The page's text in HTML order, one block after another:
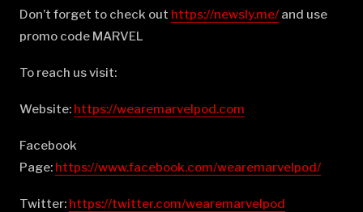
Don’t forget to check out ⁠⁠⁠⁠⁠⁠⁠⁠⁠⁠⁠⁠⁠⁠⁠⁠⁠⁠⁠⁠⁠⁠⁠⁠⁠⁠⁠⁠⁠⁠⁠⁠⁠⁠⁠⁠⁠⁠⁠⁠⁠⁠⁠⁠⁠⁠⁠⁠⁠⁠⁠⁠⁠⁠⁠⁠⁠⁠⁠⁠⁠⁠⁠⁠⁠⁠⁠⁠⁠⁠⁠⁠⁠⁠⁠⁠⁠⁠⁠https://newsly.me/⁠⁠⁠⁠⁠⁠⁠⁠⁠⁠⁠⁠⁠⁠⁠⁠⁠⁠⁠⁠⁠⁠⁠⁠⁠⁠⁠⁠⁠⁠⁠⁠⁠⁠⁠⁠⁠⁠⁠⁠⁠⁠⁠⁠⁠⁠⁠⁠⁠⁠⁠⁠⁠⁠⁠⁠⁠⁠⁠⁠⁠⁠⁠⁠⁠⁠⁠⁠⁠⁠⁠⁠⁠⁠⁠⁠⁠⁠⁠ and use
promo code MARVEL
To reach us visit:
Website: ⁠⁠⁠⁠⁠⁠⁠⁠⁠⁠⁠⁠⁠⁠⁠⁠⁠⁠⁠⁠⁠⁠⁠⁠⁠⁠⁠⁠⁠⁠⁠⁠⁠⁠⁠⁠⁠⁠⁠⁠⁠⁠⁠⁠⁠⁠⁠⁠⁠⁠⁠⁠⁠⁠⁠⁠⁠⁠⁠⁠⁠⁠⁠⁠⁠⁠⁠⁠⁠⁠⁠⁠⁠⁠⁠⁠⁠⁠⁠https://wearemarvelpod.com⁠⁠⁠⁠⁠⁠⁠⁠⁠⁠⁠⁠⁠⁠⁠⁠⁠⁠⁠⁠⁠⁠⁠⁠⁠⁠⁠⁠⁠⁠⁠⁠⁠⁠⁠⁠⁠⁠⁠⁠⁠⁠⁠⁠⁠⁠⁠⁠⁠⁠⁠⁠⁠⁠⁠⁠⁠⁠⁠⁠⁠⁠⁠⁠⁠⁠⁠⁠⁠⁠⁠⁠⁠⁠⁠⁠⁠⁠⁠
Facebook
Page: ⁠⁠⁠⁠⁠⁠⁠⁠⁠⁠⁠⁠⁠⁠⁠⁠⁠⁠⁠⁠⁠⁠⁠⁠⁠⁠⁠⁠⁠⁠⁠⁠⁠⁠⁠⁠⁠⁠⁠⁠⁠⁠⁠⁠⁠⁠⁠⁠⁠⁠⁠⁠⁠⁠⁠⁠⁠⁠⁠⁠⁠⁠⁠⁠⁠⁠⁠⁠⁠⁠⁠⁠⁠⁠⁠⁠⁠⁠⁠https://www.facebook.com/wearemarvelpod/⁠⁠⁠⁠⁠⁠⁠⁠⁠⁠⁠⁠⁠⁠⁠⁠⁠⁠⁠⁠⁠⁠⁠⁠⁠⁠⁠⁠⁠⁠⁠⁠⁠⁠⁠⁠⁠⁠⁠⁠⁠⁠⁠⁠⁠⁠⁠⁠⁠⁠⁠⁠⁠⁠⁠⁠⁠⁠⁠⁠⁠⁠⁠⁠⁠⁠⁠⁠⁠⁠⁠⁠⁠⁠⁠⁠⁠⁠⁠
Twitter: ⁠⁠⁠⁠⁠⁠⁠⁠⁠⁠⁠⁠⁠⁠⁠⁠⁠⁠⁠⁠⁠⁠⁠⁠⁠⁠⁠⁠⁠⁠⁠⁠⁠⁠⁠⁠⁠⁠⁠⁠⁠⁠⁠⁠⁠⁠⁠⁠⁠⁠⁠⁠⁠⁠⁠⁠⁠⁠⁠⁠⁠⁠⁠⁠⁠⁠⁠⁠⁠⁠⁠⁠⁠⁠⁠⁠⁠⁠⁠https://twitter.com/wearemarvelpod⁠⁠⁠⁠⁠⁠⁠⁠⁠⁠⁠⁠⁠⁠⁠⁠⁠⁠⁠⁠⁠⁠⁠⁠⁠⁠⁠⁠⁠⁠⁠⁠⁠⁠⁠⁠⁠⁠⁠⁠⁠⁠⁠⁠⁠⁠⁠⁠⁠⁠⁠⁠⁠⁠⁠⁠⁠⁠⁠⁠⁠⁠⁠⁠⁠⁠⁠⁠⁠⁠⁠⁠⁠⁠⁠⁠⁠⁠⁠